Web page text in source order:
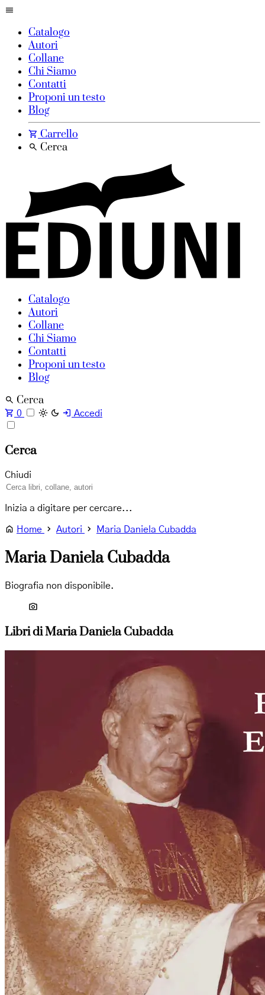
Catalogo
Autori
Collane
Chi Siamo
Contatti
Proponi un testo
Blog
Carrello
Cerca
Catalogo
Autori
Collane
Chi Siamo
Contatti
Proponi un testo
Blog
Cerca
0 Accedi
Cerca
Chiudi
Inizia a digitare per cercare...
Home Autori Maria Daniela Cubadda
Maria Daniela Cubadda
Biografia non disponibile.
Libri di Maria Daniela Cubadda